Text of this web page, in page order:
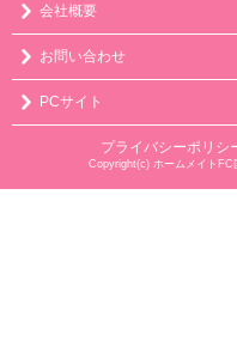
会社概要
お問い合わせ
PCサイト
プライバシーポリシ
Copyright(c) ホームメイト